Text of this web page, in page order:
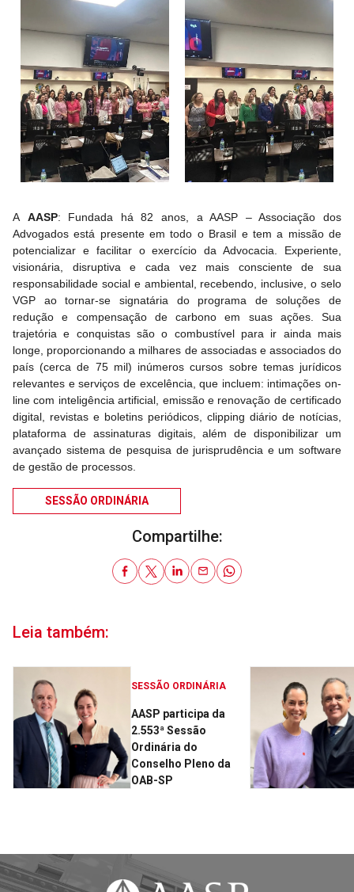
A AASP: Fundada há 82 anos, a AASP – Associação dos
Advogados está presente em todo o Brasil e tem a missão de
potencializar e facilitar o exercício da Advocacia. Experiente,
visionária, disruptiva e cada vez mais consciente de sua
responsabilidade social e ambiental, recebendo, inclusive, o selo
VGP ao tornar-se signatária do programa de soluções de
redução e compensação de carbono em suas ações. Sua
trajetória e conquistas são o combustível para ir ainda mais
longe, proporcionando a milhares de associadas e associados do
país (cerca de 75 mil) inúmeros cursos sobre temas jurídicos
relevantes e serviços de excelência, que incluem: intimações on-
line com inteligência artificial, emissão e renovação de certificado
digital, revistas e boletins periódicos, clipping diário de notícias,
plataforma de assinaturas digitais, além de disponibilizar um
avançado sistema de pesquisa de jurisprudência e um software
de gestão de processos.
SESSÃO ORDINÁRIA
Compartilhe:
Leia também:
SESSÃO ORDINÁRIA
AASP participa da
2.553ª Sessão
Ordinária do
Conselho Pleno da
OAB-SP